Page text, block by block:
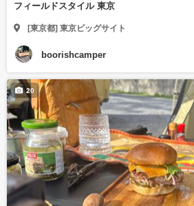
フィールドスタイル 東京
[東京都] 東京ビッグサイト
boorishcamper
20